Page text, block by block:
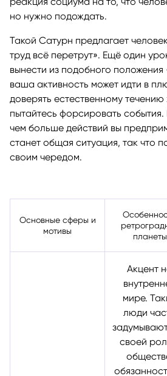
но нужно подождать.
Такой Сатурн предлагает
труд всё перетрут». Ещё один
вынести из подобного положения
ваша активность может идти в
доверять естественному
пытайтесь форсировать
чем больше действий вы
станет общая ситуация, так что
своим чередом.
Основные сферы и
мотивы
планеты
Акцент
мире.
люди
своей